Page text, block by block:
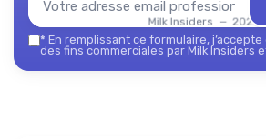
Milk Insiders — 2026
* En remplissant ce formulaire, j’accepte
des fins commerciales par Milk Insiders